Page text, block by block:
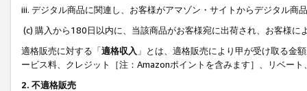
iii. デジタル商品に関連し、お客様がアマゾン・サイトからデジタル
(c) 購入から180日以内に、当該商品がお客様宛に出荷され、お客様
適格販売に対する「適格収入 」とは、適格販売により甲が受け取る金
ービス料、クレジット［注：Amazonポイントを含みます］、リベー
2. 不適格販売